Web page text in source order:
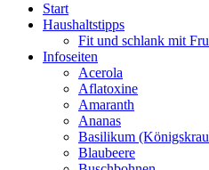
Start
Haushaltstipps
Fit und schlank mit
Infoseiten
Acerola
Aflatoxine
Amaranth
Ananas
Basilikum
Blaubeere